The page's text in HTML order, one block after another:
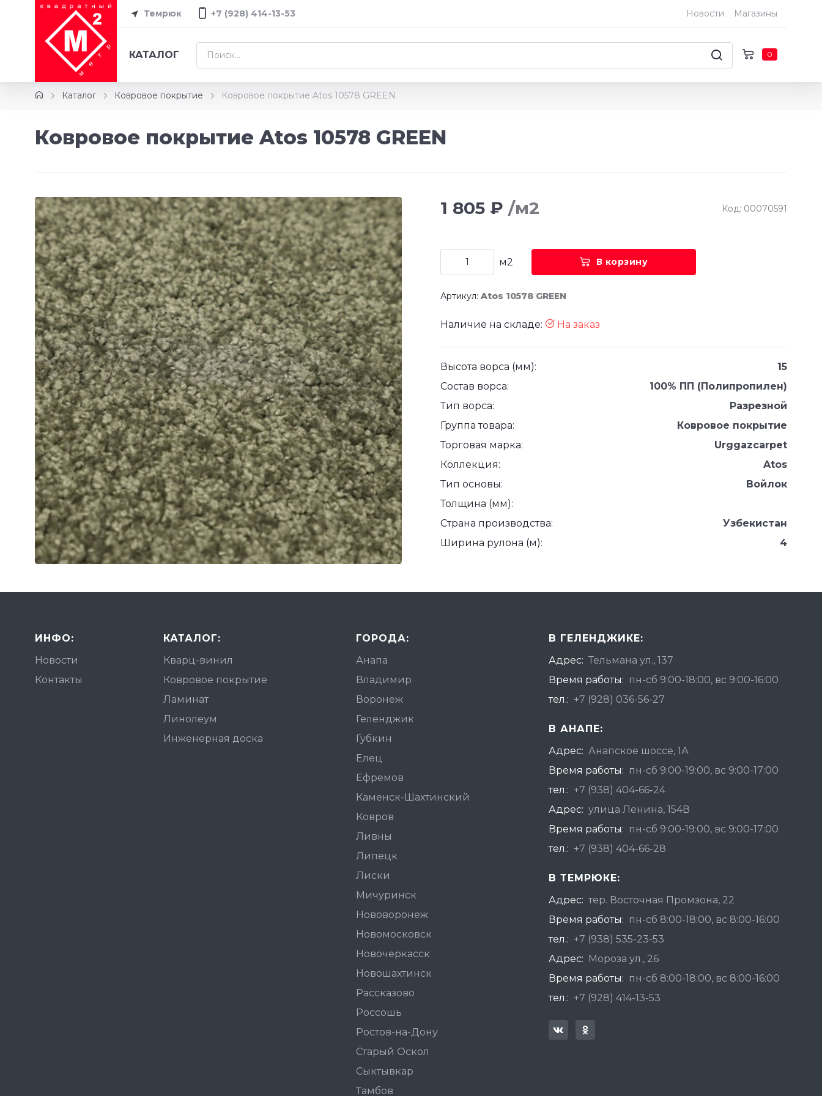
Темрюк +7 (928) 414-13-53 Новости Магазины
КАТАЛОГ 0
Каталог Ковровое покрытие Ковровое покрытие Atos 10578 GREEN
Ковровое покрытие Atos 10578 GREEN
1 805 ₽ /м2 Код: 00070591
м2 В корзину
Артикул: Atos 10578 GREEN
Наличие на складе: На заказ
Высота ворса (мм):
15
Состав ворса:
100% ПП (Полипропилен)
Тип ворса:
Разрезной
Группа товара:
Ковровое покрытие
Торговая марка:
Urggazcarpet
Коллекция:
Atos
Тип основы:
Войлок
Толщина (мм):
Страна производства:
Узбекистан
Ширина рулона (м):
4
ИНФО:
Новости
Контакты
КАТАЛОГ:
Кварц-винил
Ковровое покрытие
Ламинат
Линолеум
Инженерная доска
ГОРОДА:
Анапа
Владимир
Воронеж
Геленджик
Губкин
Елец
Ефремов
Каменск-Шахтинский
Ковров
Ливны
Липецк
Лиски
Мичуринск
Нововоронеж
Новомосковск
Новочеркасск
Новошахтинск
Рассказово
Россошь
Ростов-на-Дону
Старый Оскол
Сыктывкар
Тамбов
В ГЕЛЕНДЖИКЕ:
Адрес: Тельмана ул., 137
Время работы: пн-сб 9:00-18:00, вс 9:00-16:00
тел.: +7 (928) 036-56-27
В АНАПЕ:
Адрес: Анапское шоссе, 1А
Время работы: пн-сб 9:00-19:00, вс 9:00-17:00
тел.: +7 (938) 404-66-24
Адрес: улица Ленина, 154В
Время работы: пн-сб 9:00-19:00, вс 9:00-17:00
тел.: +7 (938) 404-66-28
В ТЕМРЮКЕ:
Адрес: тер. Восточная Промзона, 22
Время работы: пн-сб 8:00-18:00, вс 8:00-16:00
тел.: +7 (938) 535-23-53
Адрес:
Мороза ул., 26
Время работы: пн-сб 8:00-18:00, вс 8:00-16:00
тел.: +7 (928) 414-13-53